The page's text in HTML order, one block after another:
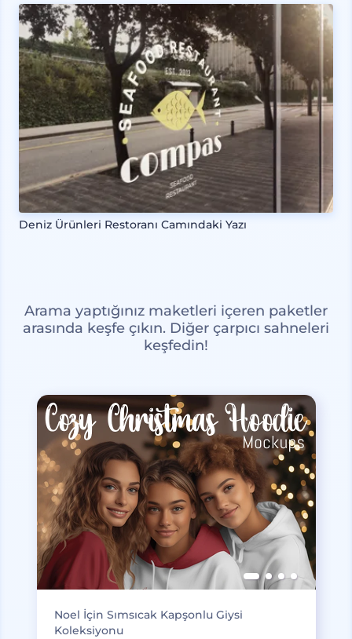
Deniz Ürünleri Restoranı Camındaki Yazı
Arama yaptığınız maketleri içeren paketler
arasında keşfe çıkın. Diğer çarpıcı sahneleri
keşfedin!
Noel İçin Sımsıcak Kapşonlu Giysi
Koleksiyonu